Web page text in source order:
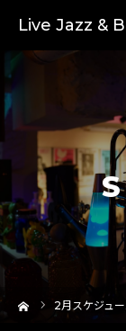
Live Jazz &
2月スケジュ